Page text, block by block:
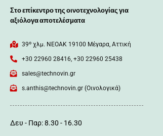
Στο επίκεντρο της οινοτεχνολογίας για
αξιόλογα αποτελέσματα
39º χλμ. ΝΕΟΑΚ 19100 Mέγαρα, Αττική
+30 22960 28416, +30 22960 25438
sales@technovin.gr
s.anthis@technovin.gr (Οινολογικά)
Δευ - Παρ: 8.30 - 16.30